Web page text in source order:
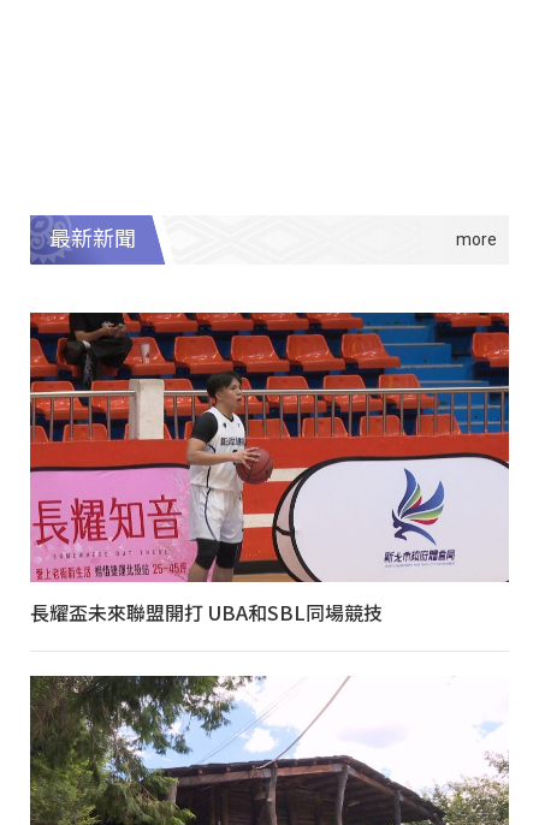
最新新聞
長耀盃未來聯盟開打 UBA和SBL同場競技